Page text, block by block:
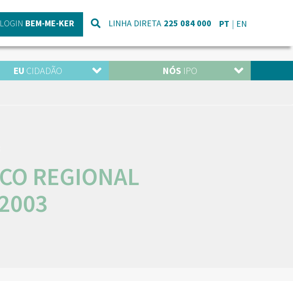
LOGIN BEM-ME-KER LINHA DIRETA 225 084 000 PT EN
EU CIDADÃO NÓS IPO
REGIONAL